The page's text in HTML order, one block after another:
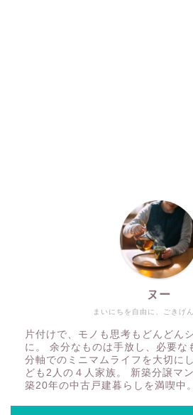
まいにちを自由に、ごきげ
ヌー
片付けで、モノも思考もどんどん
に。 余分なものは手放し、必要な
分軸でのミニマムライフを大切に
ども2人の４人家族。 新築分譲マ
築20年の中古戸建暮らしを満喫中。